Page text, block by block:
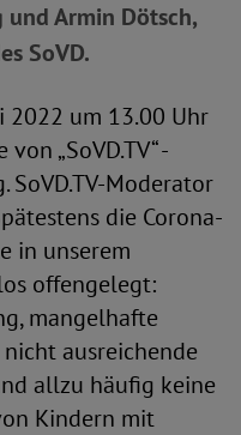
Armin Dötsch,
SoVD.
2022 um 13.00 Uhr
„SoVD.TV“ -
SoVD.TV-Moderator
die Corona-
in unserem
offengelegt:
mangelhafte
ausreichende
allzu häufig keine
Kindern mit